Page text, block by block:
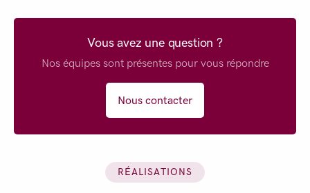
Vous avez une question ?
Nos équipes sont présentes pour vous répondre
Nous contacter
RÉALISATIONS